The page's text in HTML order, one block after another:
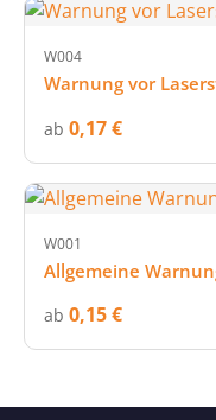
W004
Warnung vor
ab 0,17 €
W001
Allgemeine
ab 0,15 €